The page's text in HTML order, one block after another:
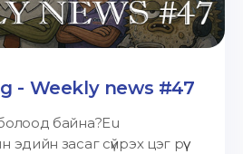
- Weekly news #47
байна?Eu
засаг сүйрэх цэг рүү